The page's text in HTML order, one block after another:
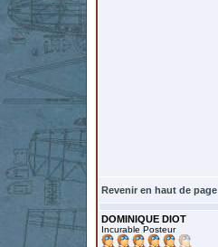
Revenir en haut de page
DOMINIQUE DIOT
Incurable Posteur